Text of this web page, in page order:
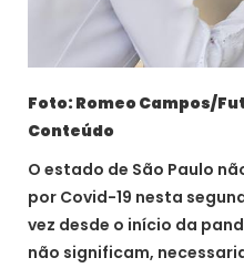
Foto: Romeo Campos/
Conteúdo
O estado de São Paulo
por Covid-19 nesta
vez desde o início da
não significam,